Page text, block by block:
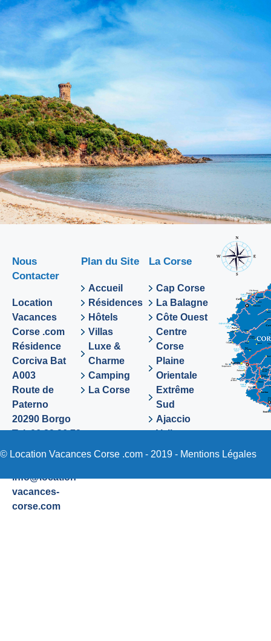
Nous
Contacter
Location
Vacances
Corse .com
Résidence
Corciva Bat
A003
Route de
Paterno
20290 Borgo
Tel. 06 89 36 72
info@location-
vacances-
corse.com
Plan du Site
Accueil
Résidences
Hôtels
Villas
Luxe &
Charme
Camping
La Corse
La Corse
Cap Corse
La Balagne
Côte Ouest
Centre
Corse
Plaine
Orientale
Extrême
Sud
Ajaccio
Valinco
Sartene
© Location Vacances Corse .com - 2019 - Mentions Légales